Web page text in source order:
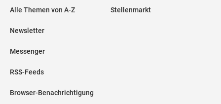
Alle Themen von A-Z
Newsletter
Messenger
RSS-Feeds
Browser-Benachrichtigung
Stellenmarkt